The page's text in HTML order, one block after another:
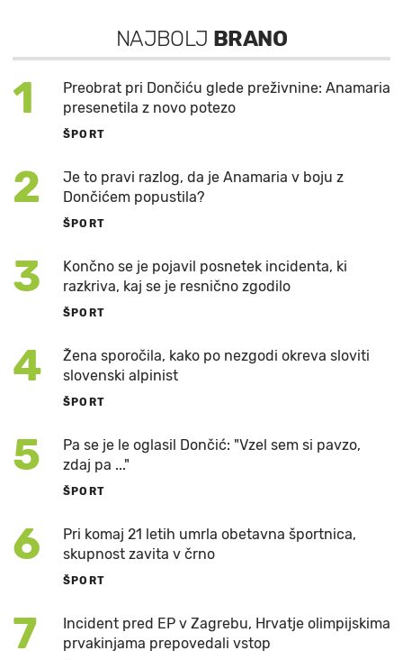
NAJBOLJ BRANO
1
Preobrat pri Dončiću glede preživnine: Anamaria
presenetila z novo potezo
ŠPORT
2
Je to pravi razlog, da je Anamaria v boju z
Dončićem popustila?
ŠPORT
3
Končno se je pojavil posnetek incidenta, ki
razkriva, kaj se je resnično zgodilo
ŠPORT
4
Žena sporočila, kako po nezgodi okreva sloviti
slovenski alpinist
ŠPORT
5
Pa se je le oglasil Dončić: "Vzel sem si pavzo,
zdaj pa ..."
ŠPORT
6
Pri komaj 21 letih umrla obetavna športnica,
skupnost zavita v črno
ŠPORT
7
Incident pred EP v Zagrebu, Hrvatje olimpijskima
prvakinjama prepovedali vstop